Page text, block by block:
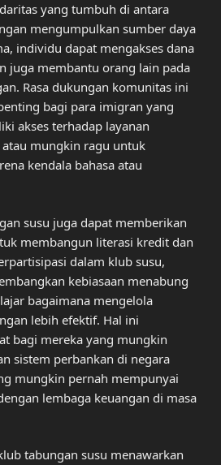
yang tumbuh di antara
mengumpulkan sumber daya
individu dapat mengakses dana
juga membantu orang lain pada
Rasa dukungan komunitas ini
bagi para imigran yang
akses terhadap layanan
mungkin ragu untuk
kendala bahasa atau
susu juga dapat memberikan
membangun literasi kredit dan
dalam klub susu,
kebiasaan menabung
bagaimana mengelola
lebih efektif. Hal ini
bagi mereka yang mungkin
sistem perbankan di negara
mungkin pernah mempunyai
lembaga keuangan di masa
tabungan susu menawarkan